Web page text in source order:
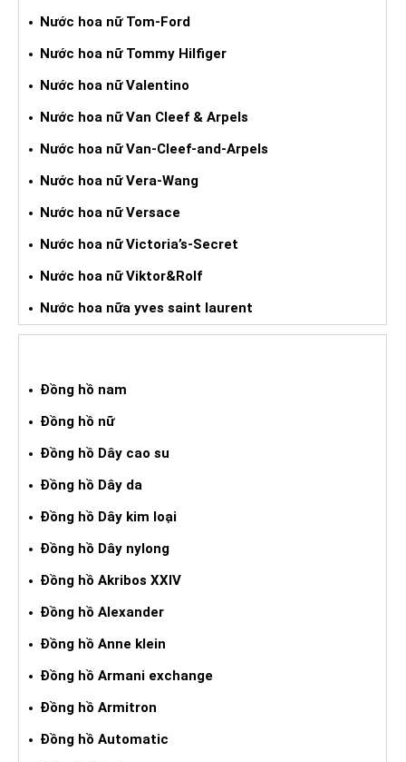
Nước hoa nữ Tom-Ford
Nước hoa nữ Tommy Hilfiger
Nước hoa nữ Valentino
Nước hoa nữ Van Cleef & Arpels
Nước hoa nữ Van-Cleef-and-Arpels
Nước hoa nữ Vera-Wang
Nước hoa nữ Versace
Nước hoa nữ Victoria’s-Secret
Nước hoa nữ Viktor&Rolf
Nước hoa nữa yves saint laurent
Đồng hồ nam
Đồng hồ nữ
Đồng hồ Dây cao su
Đồng hồ Dây da
Đồng hồ Dây kim loại
Đồng hồ Dây nylong
Đồng hồ Akribos XXIV
Đồng hồ Alexander
Đồng hồ Anne klein
Đồng hồ Armani exchange
Đồng hồ Armitron
Đồng hồ Automatic